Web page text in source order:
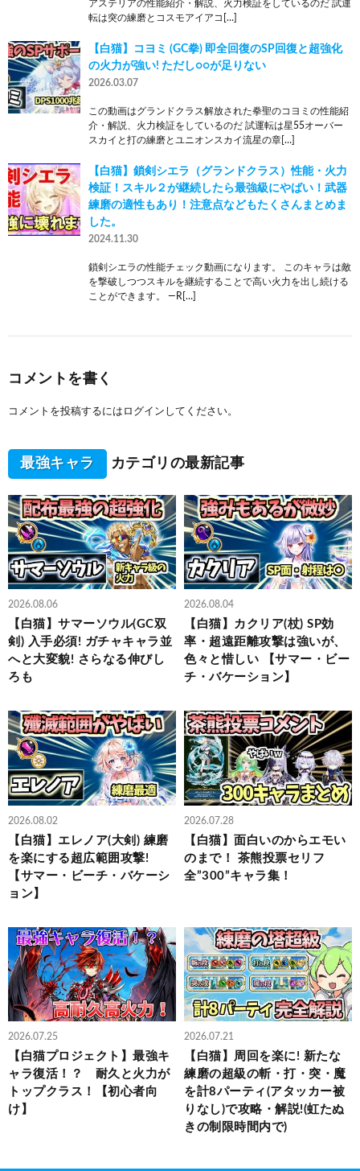
アステリアの性能紹介・解説、火力検証をしているのだ 試運
転は突の練磨とコスモアイアコ[…]
【白猫】コヨミ (GC拳) 即全回復のSP回復と超強化
の火力が強い! ただし○○が足りない
2026.03.07
この動画はグランドクラス解放された拳聖のコヨミの性能紹
介・解説、火力検証をしているのだ 試運転は星55オーバー
スカイと打の練磨とユニオンスカイ流星の章[…]
【白猫】鎖剣シエラ（グランドクラス）性能・火力
検証！スキル２が継続したら最強級にやばい！武器
練磨の適性もあり！注意点などもたくさんまとめま
した。
2024.11.30
鎖剣シエラの性能チェック動画になります。 このキャラは敵
を撃破しつつスキルを継続することで高い火力を出し続ける
ことができます。 —R[…]
コメントを書く
コメントを投稿するには ログイン してください。
最強キャラ カテゴリの最新記事
2026.08.06
【白猫】サマーソウル(GC双
剣) 入手必須! ガチャキャラ並
へと大変貌! さらなる伸びし
ろも
2026.08.04
【白猫】カクリア(杖) SP効
率・超遠距離攻撃は強いが、
色々と惜しい 【サマー・ビー
チ・バケーション】
2026.08.02
【白猫】エレノア(大剣) 練磨
を楽にする超広範囲攻撃!
【サマー・ビーチ・バケーシ
ョン】
2026.07.28
【白猫】面白いのからエモい
のまで！ 茶熊投票セリフ
全”300”キャラ集！
2026.07.25
【白猫プロジェクト】最強キ
ャラ復活！？ 耐久と火力が
トップクラス！【初心者向
け】
2026.07.21
【白猫】周回を楽に! 新たな
練磨の超級の斬・打・突・魔
を計8パーティ(アタッカー被
りなし)で攻略・解説!(虹たぬ
きの制限時間内で)